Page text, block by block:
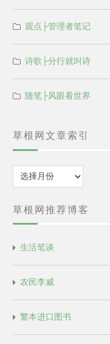
观点├管理者笔记
诗歌├分行就叫诗
随笔├风眼看世界
草根网文章索引
归
档
草根网推荐博客
生活笔谈
农民李威
繁本进口图书